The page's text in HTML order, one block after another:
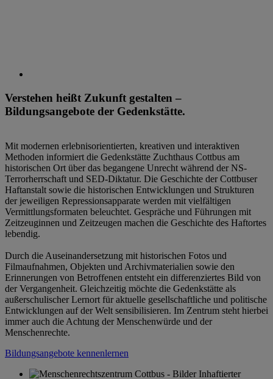
Verstehen heißt Zukunft gestalten –
Bildungsangebote der Gedenkstätte.
Mit modernen erlebnisorientierten, kreativen und interaktiven
Methoden informiert die Gedenkstätte Zuchthaus Cottbus am
historischen Ort über das begangene Unrecht während der NS-
Terrorherrschaft und SED-Diktatur. Die Geschichte der Cottbuser
Haftanstalt sowie die historischen Entwicklungen und Strukturen
der jeweiligen Repressionsapparate werden mit vielfältigen
Vermittlungsformaten beleuchtet. Gespräche und Führungen mit
Zeitzeuginnen und Zeitzeugen machen die Geschichte des Haftortes
lebendig.
Durch die Auseinandersetzung mit historischen Fotos und
Filmaufnahmen, Objekten und Archivmaterialien sowie den
Erinnerungen von Betroffenen entsteht ein differenziertes Bild von
der Vergangenheit. Gleichzeitig möchte die Gedenkstätte als
außerschulischer Lernort für aktuelle gesellschaftliche und politische
Entwicklungen auf der Welt sensibilisieren. Im Zentrum steht hierbei
immer auch die Achtung der Menschenwürde und der
Menschenrechte.
Bildungsangebote kennenlernen